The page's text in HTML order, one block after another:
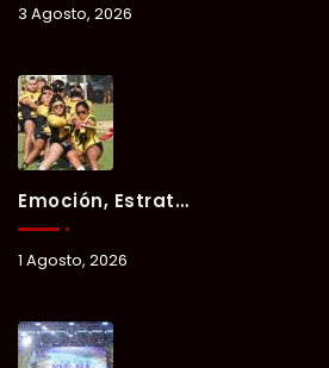
3 Agosto, 2026
Emoción, Estrategia Y Trabajo En Equipo Marcan El Segundo Día Del Verano Xul-Há 2026.
1 Agosto, 2026